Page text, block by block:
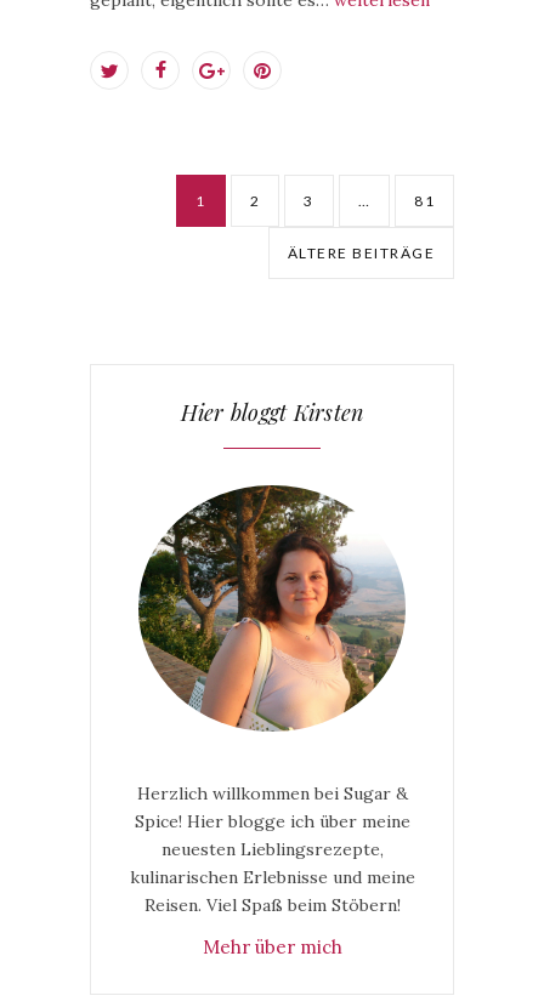
1 2 3 … 81
ÄLTERE BEITRÄGE
Hier bloggt Kirsten
Herzlich willkommen bei Sugar &
Spice! Hier blogge ich über meine
neuesten Lieblingsrezepte,
kulinarischen Erlebnisse und meine
Reisen. Viel Spaß beim Stöbern!
Mehr über mich